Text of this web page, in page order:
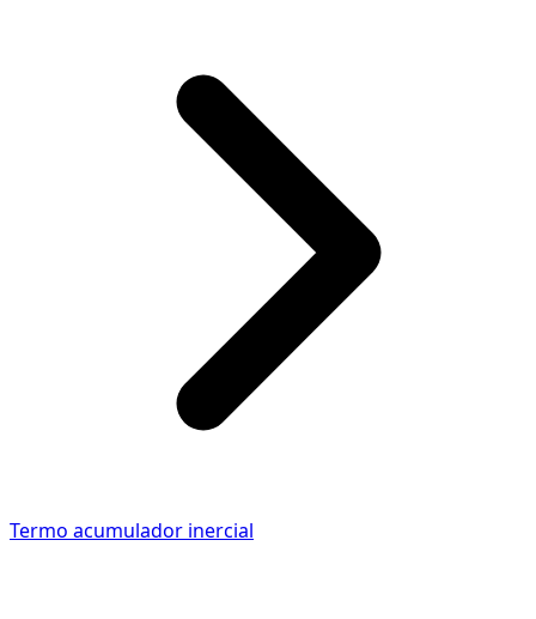
Termo acumulador inercial